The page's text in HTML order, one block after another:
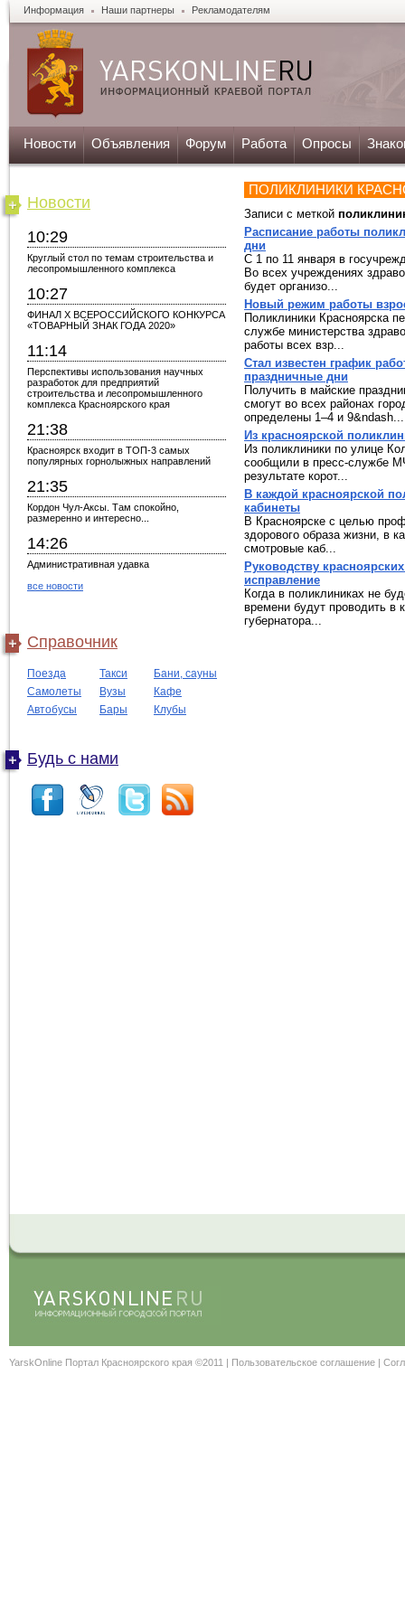
Информация Наши партнеры Рекламодателям
Новости Объявления Форум Работа Опросы
Новости
10:29
Круглый стол по темам строительства и
лесопромышленного комплекса
10:27
ФИНАЛ X ВСЕРОССИЙСКОГО КОНКУРСА
«ТОВАРНЫЙ ЗНАК ГОДА 2020»
11:14
Перспективы использования научных
разработок для предприятий
строительства и лесопромышленного
комплекса Красноярского края
21:38
Красноярск входит в ТОП-3 самых
популярных горнолыжных направлений
21:35
Кордон Чул-Аксы. Там спокойно,
размеренно и интересно...
14:26
Административная удавка
все новости
Справочник
Поезда Такси
Бани, сауны
Самолеты
Вузы
Кафе
Автобусы
Бары Клубы
Будь с нами
ПОЛИКЛИНИКИ
Записи с меткой
Расписание работы
дни
С 1 по 11 января в
Во всех учреждениях
будет организо...
Новый режим работы
Поликлиники Красноярска
службе министерства
работы всех взр...
Стал известен график
праздничные дни
Получить в майские
смогут во всех районах
определены 1–4 и 9&ndash...
Из красноярской
Из поликлиники по улице
сообщили в пресс-службе
результате корот...
В каждой красноярской
кабинеты
В Красноярске с целью
здорового образа жизни, в
смотровые каб...
Руководству
исправление
Когда в поликлиниках не
времени будут проводить в
губернатора...
YarskOnline Портал Красноярского края ©2011 | Пользовательское соглашение |